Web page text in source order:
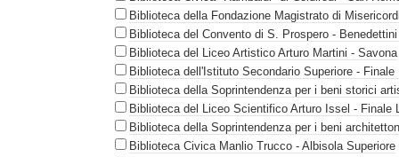
Biblioteca della Fondazione Magistrato di
Biblioteca del Convento di S. Prospero -
Biblioteca del Liceo Artistico Arturo Martini - Savona
Biblioteca dell'Istituto Secondario Superiore - Finale
Biblioteca della Soprintendenza per i beni storici
Biblioteca del Liceo Scientifico Arturo Issel - Finale
Biblioteca della Soprintendenza per i beni
Biblioteca Civica Manlio Trucco - Albisola Superiore